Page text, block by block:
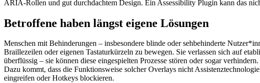
ARIA-Rollen und gut durchdachtem Design. Ein Assessibility Plugin kann das
Betroffene haben längst eigene Lösungen
Menschen mit Behinderungen – insbesondere blinde oder sehbehinderte
Braillezeilen oder eigenen Tastaturkürzeln zu bewegen. Sie verlassen sich auf
überflüssig – sie können diese eingespielten Prozesse stören oder sogar
Dazu kommt, dass die Funktionsweise solcher Overlays nicht
eingreifen oder Hotkeys blockieren.